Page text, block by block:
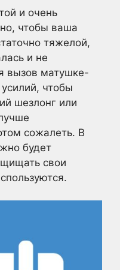
и очень
чтобы ваша
тяжелой,
и не
вызов матушке-
чтобы
шезлонг или
сожалеть. В
будет
свои